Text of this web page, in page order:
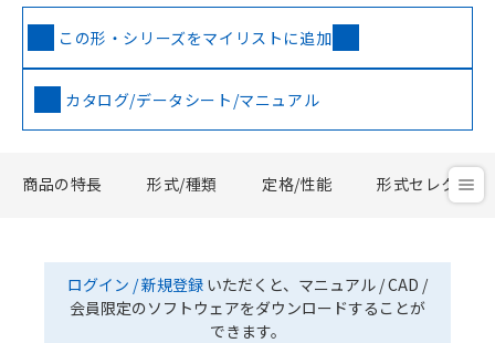
この形・シリーズをマイリストに追加
カタログ/データシート/マニュアル
商品の特長 形式/種類 定格/性能 形式セレクタ
ログイン / 新規登録 いただくと、マニュアル / CAD /
会員限定のソフトウェアをダウンロードすることが
できます。